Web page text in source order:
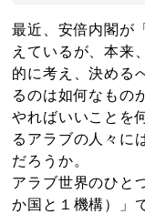
最近、安倍内閣が
えているが、本来
的に考え、決める
るのは如何なもの
やればいいことを
るアラブの人々に
だろうか。
アラブ世界のひと
か国と１機構）」